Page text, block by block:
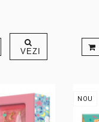
VEZI
NOU